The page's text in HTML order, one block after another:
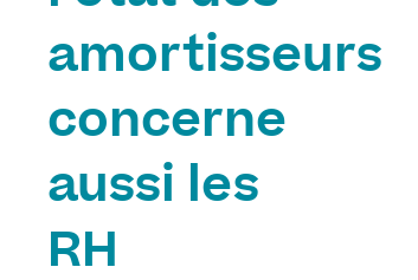
amortisseurs
concerne
aussi les
RH